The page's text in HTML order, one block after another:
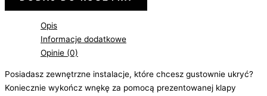
Opis
Informacje dodatkowe
Opinie (0)
Posiadasz zewnętrzne instalacje, które chcesz gustownie ukryć?
Koniecznie wykończ wnękę za pomocą prezentowanej klapy